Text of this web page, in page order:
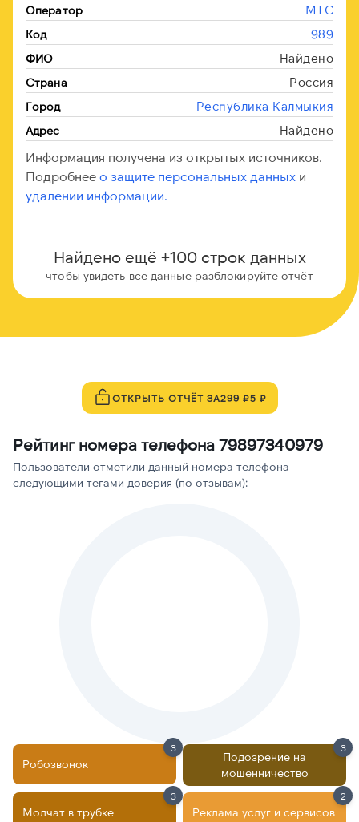
Оператор МТС
Код 989
ФИО Найдено
Страна Россия
Город Республика Калмыкия
Адрес Найдено
Информация получена из открытых источников.
Подробнее о защите персональных данных и
удалении информации.
Найдено ещё +100 строк данных
чтобы увидеть все данные разблокируйте отчёт
ОТКРЫТЬ ОТЧЁТ ЗА299 ₽5 ₽
Рейтинг номера телефона 79897340979
Пользователи отметили данный номера телефона
следующими тегами доверия (по отзывам):
Робозвонок
3
Подозрение на
мошенничество
3
Молчат в трубке
3
Реклама услуг и сервисов
2